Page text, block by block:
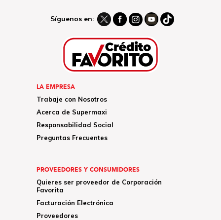
Síguenos en:
LA EMPRESA
Trabaje con Nosotros
Acerca de Supermaxi
Responsabilidad Social
Preguntas Frecuentes
PROVEEDORES Y CONSUMIDORES
Quieres ser proveedor de Corporación
Favorita
Facturación Electrónica
Proveedores